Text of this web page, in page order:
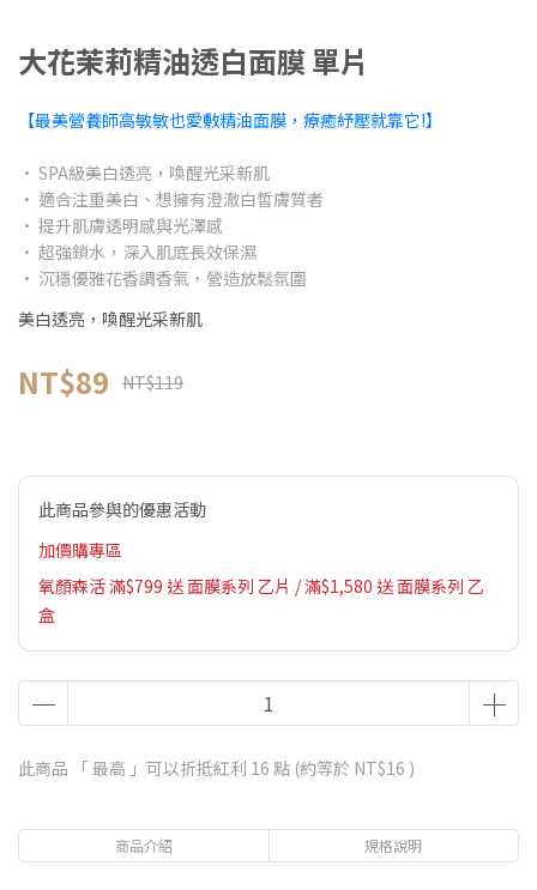
大花茉莉精油透白面膜 單片
【最美營養師高敏敏也愛敷精油面膜，療癒紓壓就靠它!】
• SPA級美白透亮，喚醒光采新肌
• 適合注重美白、想擁有澄澈白皙膚質者
• 提升肌膚透明感與光澤感
• 超強鎖水，深入肌底長效保濕
• 沉穩優雅花香調香氣，營造放鬆氛圍
美白透亮，喚醒光采新肌
NT$89 NT$119
此商品參與的優惠活動
加價購專區
氧顏森活 滿$799 送 面膜系列 乙片 / 滿$1,580 送 面膜系列 乙
盒
此商品 「 最高 」可以折抵紅利 16 點 (約等於 NT$16 )
商品介紹 規格說明